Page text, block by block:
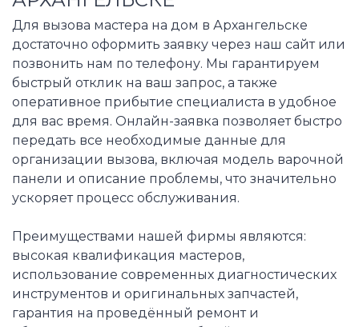
Для вызова мастера на дом в Архангельске
достаточно оформить заявку через наш сайт или
позвонить нам по телефону. Мы гарантируем
быстрый отклик на ваш запрос, а также
оперативное прибытие специалиста в удобное
для вас время. Онлайн-заявка позволяет быстро
передать все необходимые данные для
организации вызова, включая модель варочной
панели и описание проблемы, что значительно
ускоряет процесс обслуживания.
Преимуществами нашей фирмы являются:
высокая квалификация мастеров,
использование современных диагностических
инструментов и оригинальных запчастей,
гарантия на проведённый ремонт и